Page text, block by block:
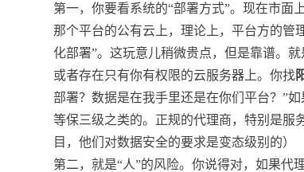
第一，你要看系统的“部署方式”。现在市面
那个平台的公有云上，理论上，平台方的管
化部署”。这玩意儿稍微贵点，但是靠谱。
或者存在只有你有权限的云服务器上。你找
部署？数据是在我手里还是在你们平台？”
等保三级之类的。正规的代理商，特别是服
目，他们对数据安全的要求是变态级别的）
第二，就是“人”的风险。你说得对，如果代